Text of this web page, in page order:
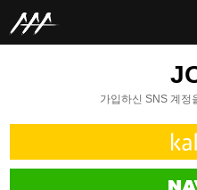
가입하신 SNS 계정